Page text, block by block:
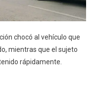
chocó al vehículo que
mientras que el sujeto
rápidamente.